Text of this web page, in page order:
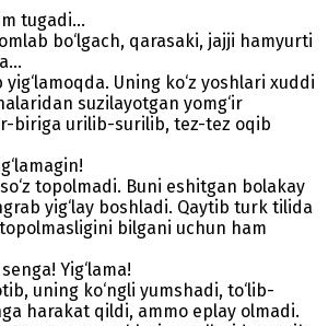
tugadi…
bo‘lgach, qarasaki, jajji hamyurti
Uning ko‘z yoshlari xuddi
suzilayotgan yomg‘ir
biriga urilib-surilib, tez-tez oqib
topolmadi. Buni eshitgan bolakay
yig‘lay boshladi. Qaytib turk tilida
bilgani uchun ham
Yig‘lama!
uning ko‘ngli yumshadi, to‘lib-
harakat qildi, ammo eplay olmadi.